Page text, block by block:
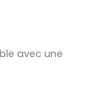
avec une